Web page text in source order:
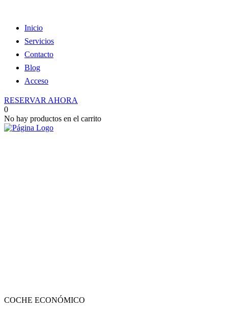
Inicio
Servicios
Contacto
Blog
Acceso
RESERVAR AHORA
0
No hay productos en el carrito
COCHE ECONÓMICO